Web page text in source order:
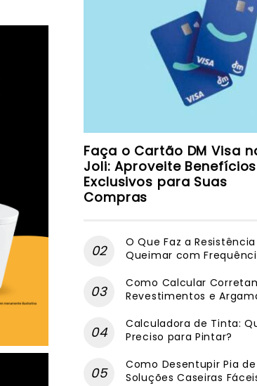
Faça o Cartão DM Visa
Joli: Aproveite Benefícios
Exclusivos para Suas
Compras
O Que Faz a
Queimar com
Como Calcular
Revestimentos e
Calculadora de Tinta:
Preciso para Pintar?
Como Desentupir Pia
Soluções Caseiras